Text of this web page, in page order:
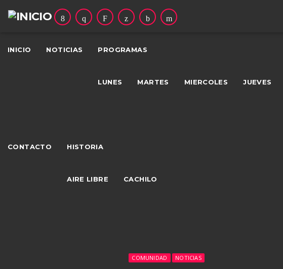
INICIO NOTICIAS PROGRAMAS
LUNES MARTES MIERCOLES JUEVES
CONTACTO HISTORIA
AIRE LIBRE CACHILO
COMUNIDAD NOTICIAS